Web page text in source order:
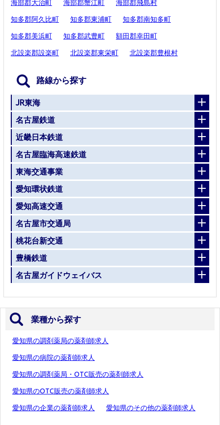
海部郡大治町 海部郡蟹江町 海部郡飛島村
知多郡阿久比町 知多郡東浦町 知多郡南知多町
知多郡美浜町 知多郡武豊町 額田郡幸田町
北設楽郡設楽町 北設楽郡東栄町 北設楽郡豊根村
路線から探す
JR東海
名古屋鉄道
近畿日本鉄道
名古屋臨海高速鉄道
東海交通事業
愛知環状鉄道
愛知高速交通
名古屋市交通局
桃花台新交通
豊橋鉄道
名古屋ガイドウェイバス
業種から探す
愛知県の調剤薬局の薬剤師求人
愛知県の病院の薬剤師求人
愛知県の調剤薬局・OTC販売の薬剤師求人
愛知県のOTC販売の薬剤師求人
愛知県の企業の薬剤師求人 愛知県のその他の薬剤師求人